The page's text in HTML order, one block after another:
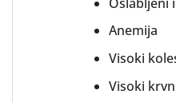
Anemija
Visoki
Visoki